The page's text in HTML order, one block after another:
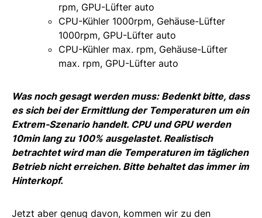
rpm, GPU-Lüfter auto
CPU-Kühler 1000rpm, Gehäuse-Lüfter
1000rpm, GPU-Lüfter auto
CPU-Kühler max. rpm, Gehäuse-Lüfter
max. rpm, GPU-Lüfter auto
Was noch gesagt werden muss: Bedenkt bitte, dass
es sich bei der Ermittlung der Temperaturen um ein
Extrem-Szenario handelt. CPU und GPU werden
10min lang zu 100% ausgelastet. Realistisch
betrachtet wird man die Temperaturen im täglichen
Betrieb nicht erreichen. Bitte behaltet das immer im
Hinterkopf.
Jetzt aber genug davon, kommen wir zu den